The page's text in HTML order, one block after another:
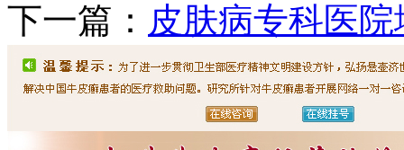
下一篇： 皮肤病专科医院